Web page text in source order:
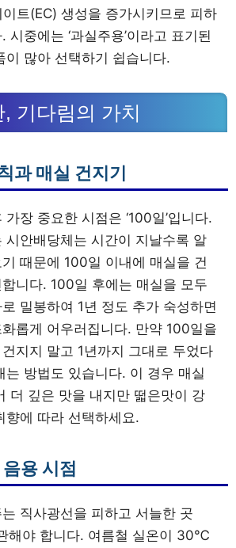
트(EC) 생성을 증가시키므로 피하
시중에는 ‘과실주용’이라고 표기된
이 많아 선택하기 쉽습니다.
기다림의 가치
과 매실 건지기
장 중요한 시점은 ‘100일’입니다.
시안배당체는 시간이 지날수록 알
때문에 100일 이내에 매실을 건
니다. 100일 후에는 매실을 모두
밀봉하여 1년 정도 추가 숙성하면
롭게 어우러집니다. 만약 100일을
지지 말고 1년까지 그대로 두었다
는 방법도 있습니다. 이 경우 매실
더 깊은 맛을 내지만 떫은맛이 강
향에 따라 선택하세요.
용 시점
직사광선을 피하고 서늘한 곳
해야 합니다. 여름철 실온이 30℃